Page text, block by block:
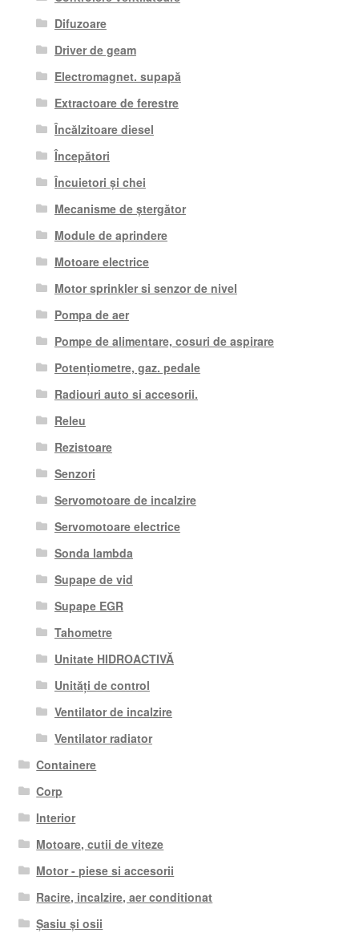
Difuzoare
Driver de geam
Electromagnet. supapă
Extractoare de ferestre
Încălzitoare diesel
Începători
Încuietori și chei
Mecanisme de ștergător
Module de aprindere
Motoare electrice
Motor sprinkler si senzor de nivel
Pompa de aer
Pompe de alimentare, cosuri de aspirare
Potențiometre, gaz. pedale
Radiouri auto si accesorii.
Releu
Rezistoare
Senzori
Servomotoare de incalzire
Servomotoare electrice
Sonda lambda
Supape de vid
Supape EGR
Tahometre
Unitate HIDROACTIVĂ
Unități de control
Ventilator de incalzire
Ventilator radiator
Containere
Corp
Interior
Motoare, cutii de viteze
Motor - piese si accesorii
Racire, incalzire, aer conditionat
Șasiu și osii